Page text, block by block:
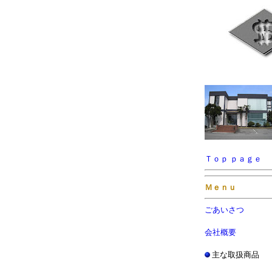
Ｔｏｐ ｐａｇｅ
Ｍｅｎｕ
ごあいさつ
会社概要
主な取扱商品